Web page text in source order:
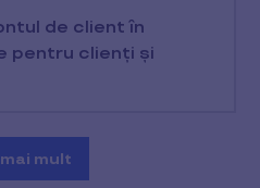
de client în
pentru clienți și
mult